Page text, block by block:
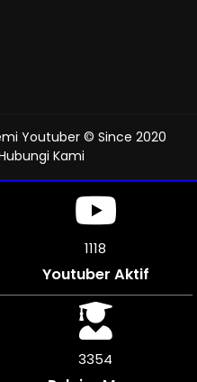
Youtuber © Since 2020
Kami
1238
Youtuber Aktif
3711